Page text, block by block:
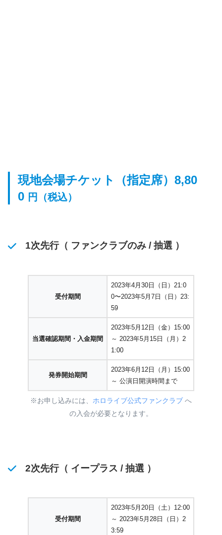
現地会場チケット（指定席） 8,80
0 円（税込）
1次先行（ ファンクラブのみ / 抽選 ）
受付期間
2023年4月30日（日）21:0
0〜2023年5月7日（日）23:
59
当選確認期間・入金期間
2023年5月12日（金）15:00
～ 2023年5月15日（月）2
1:00
発券開始期間
2023年6月12日（月）15:00
～ 公演日開演時間まで
※お申し込みには、 ホロライブ公式ファンクラブ へ
の入会が必要となります。
2次先行（ イープラス / 抽選 ）
受付期間
2023年5月20日（土）12:00
～ 2023年5月28日（日）2
3:59